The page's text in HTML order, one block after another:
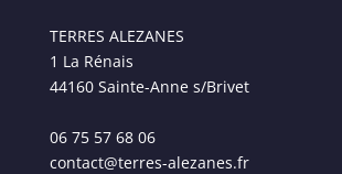
TERRES ALEZANES
1 La Rénais
44160 Sainte-Anne s/Brivet
06 75 57 68 06
contact@terres-alezanes.fr